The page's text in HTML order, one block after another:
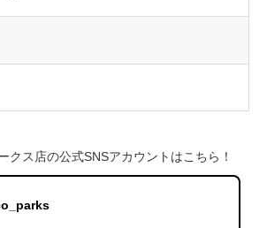
クス店の公式SNSアカウントはこちら！